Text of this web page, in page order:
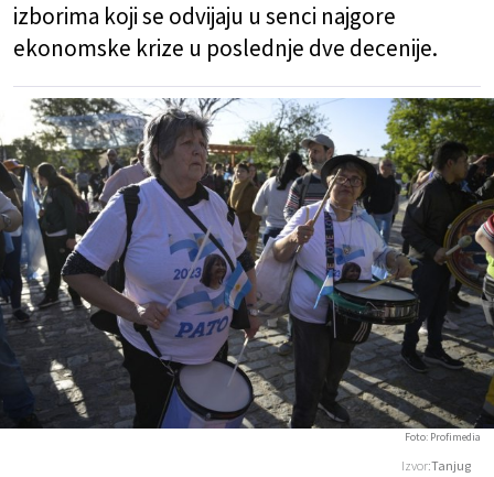
izborima koji se odvijaju u senci najgore
ekonomske krize u poslednje dve decenije.
Izvor:Tanjug
Foto: Profimedia